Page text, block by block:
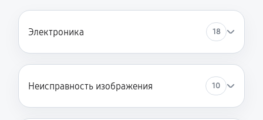
Электроника 18
Неисправность изображения 10